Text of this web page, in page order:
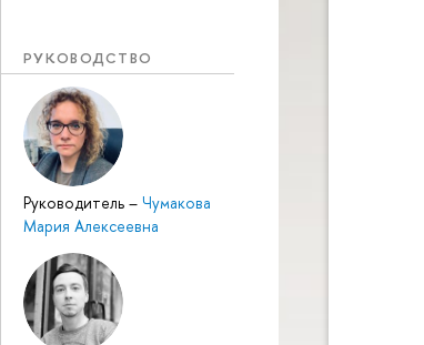
РУКОВОДСТВО
Руководитель – Чумакова
Мария Алексеевна